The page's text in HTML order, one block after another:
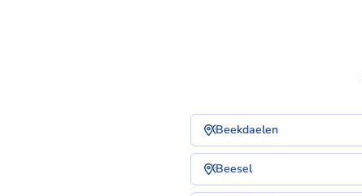
Beekdaelen
Beesel